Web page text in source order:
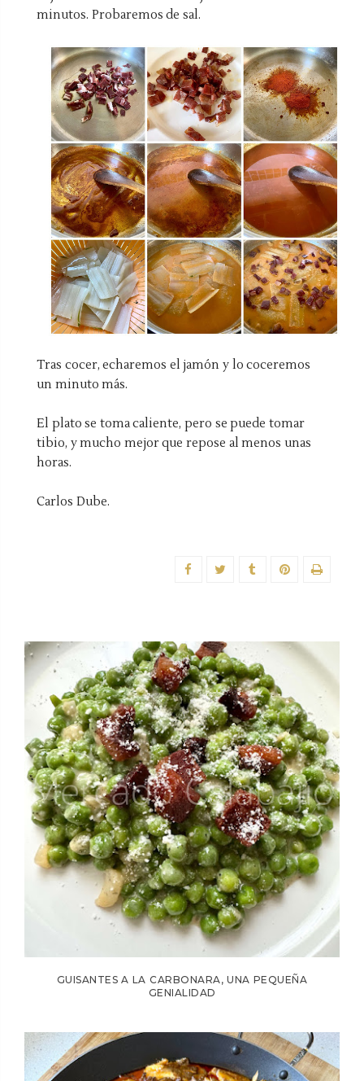
minutos. Probaremos de sal.
Tras cocer, echaremos el jamón y lo coceremos
un minuto más.
El plato se toma caliente, pero se puede tomar
tibio, y mucho mejor que repose al menos unas
horas.
Carlos Dube.
GUISANTES A LA CARBONARA, UNA PEQUEÑA
GENIALIDAD